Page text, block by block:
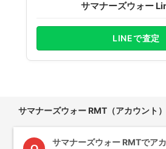
サマナーズウォー
LINEで査定
サマナーズウォー RMT（アカウント
サマナーズウォー RMTでア